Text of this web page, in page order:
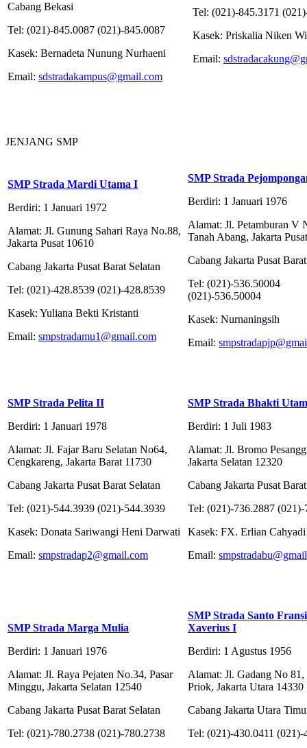
Cabang Bekasi
Tel: (021)-845.0087 (021)-845.0087
Kasek: Bernadeta Nunung Nurhaeni
Email: sdstradakampus@gmail.com
Tel: (021)-845.3171
Kasek: Priskalia Niken
Email:
JENJANG SMP
SMP Strada Mardi Utama I
Berdiri: 1 Januari 1972
Alamat: Jl. Gunung Sahari Raya No.88,
Jakarta Pusat 10610
Cabang Jakarta Pusat Barat Selatan
Tel: (021)-428.8539 (021)-428.8539
Kasek: Yuliana Bekti Kristanti
Email: smpstradamu1@gmail.com
SMP Strada
Berdiri: 1 Januari 1976
Alamat: Jl. Petamburan V
Tanah Abang, Jakarta
Cabang Jakarta Pusat
Tel: (021)-536.50004
(021)-536.50004
Kasek: Nurnaningsih
Email:
SMP Strada Pelita II
Berdiri: 1 Januari 1978
Alamat: Jl. Fajar Baru Selatan No64,
Cengkareng, Jakarta Barat 11730
Cabang Jakarta Pusat Barat Selatan
Tel: (021)-544.3939 (021)-544.3939
Kasek: Donata Sariwangi Heni Darwati
Email: smpstradap2@gmail.com
SMP Strada Bhakti
Berdiri: 1 Juli 1983
Alamat: Jl. Bromo
Jakarta Selatan 12320
Cabang Jakarta Pusat
Tel: (021)-736.2887 (021)-
Kasek: FX. Erlian Cahyadi
Email:
SMP Strada Marga Mulia
Berdiri: 1 Januari 1976
Alamat: Jl. Raya Pejaten No.34, Pasar
Minggu, Jakarta Selatan 12540
Cabang Jakarta Pusat Barat Selatan
Tel: (021)-780.2738 (021)-780.2738
SMP Strada Santo
Xaverius I
Berdiri: 1 Agustus 1956
Alamat: Jl. Gadang No 81,
Priok, Jakarta Utara 14330
Cabang Jakarta Utara
Tel: (021)-430.0411 (021)-